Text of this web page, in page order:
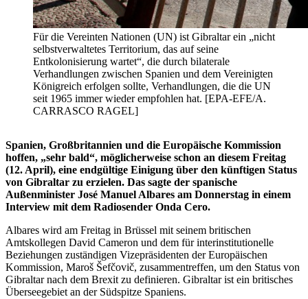
Für die Vereinten Nationen (UN) ist Gibraltar ein „nicht
selbstverwaltetes Territorium, das auf seine
Entkolonisierung wartet“, die durch bilaterale
Verhandlungen zwischen Spanien und dem Vereinigten
Königreich erfolgen sollte, Verhandlungen, die die UN
seit 1965 immer wieder empfohlen hat. [EPA-EFE/A.
CARRASCO RAGEL]
Spanien, Großbritannien und die Europäische Kommission
hoffen, „sehr bald“, möglicherweise schon an diesem Freitag
(12. April), eine endgültige Einigung über den künftigen Status
von Gibraltar zu erzielen. Das sagte der spanische
Außenminister José Manuel Albares am Donnerstag in einem
Interview mit dem Radiosender Onda Cero.
Albares wird am Freitag in Brüssel mit seinem britischen
Amtskollegen David Cameron und dem für interinstitutionelle
Beziehungen zuständigen Vizepräsidenten der Europäischen
Kommission, Maroš Šefčovič, zusammentreffen, um den Status von
Gibraltar nach dem Brexit zu definieren. Gibraltar ist ein britisches
Überseegebiet an der Südspitze Spaniens.